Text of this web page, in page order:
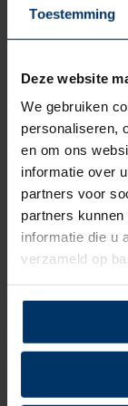
Toestemming
Deze website
We gebruiken
personaliseren,
en om ons
informatie over
partners voor
partners
informatie die u
verzameld op
Is de Puma
webshop
de rest!
Wil je de
onzeshowroom .
Black Low of
altijd contact
Categorie: